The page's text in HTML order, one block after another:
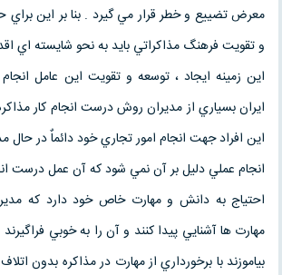
معرض تضييع و خطر قرار مي گيرد . بنا بر اين براي
و تقويت فرهنگ مذاكراتي بايد به نحو شايسته اي
اين زمينه ايجاد ، توسعه و تقويت اين عامل
ايران بسياري از مديران روش درست انجام كار
اين افراد جهت انجام امور تجاري خود دائماٌ در حال
انجام عملي دليل بر آن نمي شود كه آن عمل درست
احتياج به دانش و مهارت خاص خود دارد كه
مهارت ها آشنايي پيدا كنند و آن را به خوبي
بياموزند با برخورداري از مهارت در مذاكره بدون